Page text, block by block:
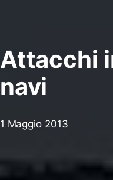
Attacchi
navi
1 Maggio 2013